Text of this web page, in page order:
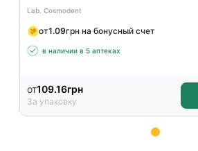
Lab. Cosmodent
от1.09грн на бонусный счет
в наличии в 5 аптеках
от109.16грн
За упаковку